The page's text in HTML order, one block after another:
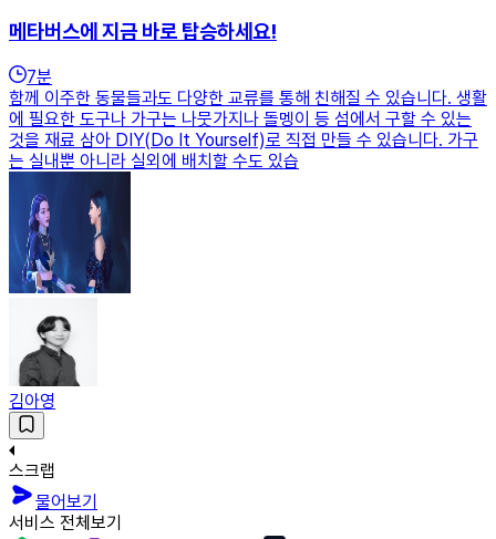
메타버스에 지금 바로 탑승하세요!
7분
함께 이주한 동물들과도 다양한 교류를 통해 친해질 수 있습니다. 생활
에 필요한 도구나 가구는 나뭇가지나 돌멩이 등 섬에서 구할 수 있는
것을 재료 삼아 DIY(Do It Yourself)로 직접 만들 수 있습니다. 가구
는 실내뿐 아니라 실외에 배치할 수도 있습
김아영
스크랩
물어보기
서비스 전체보기